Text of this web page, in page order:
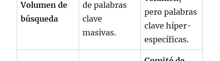
Volumen de
búsqueda
de palabras
clave
masivas.
pero palabras
clave híper-
específicas.